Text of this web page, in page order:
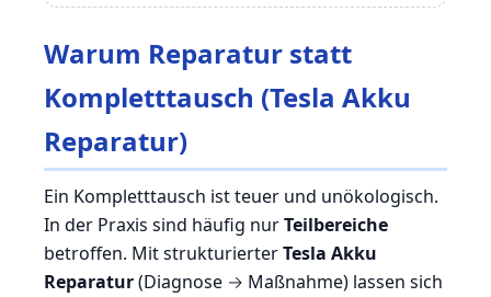
Warum Reparatur statt
Kompletttausch (Tesla Akku
Reparatur)
Ein Kompletttausch ist teuer und unökologisch.
In der Praxis sind häufig nurTeilbereiche
betroffen. Mit strukturierterTesla Akku
Reparatur(Diagnose → Maßnahme) lassen sich